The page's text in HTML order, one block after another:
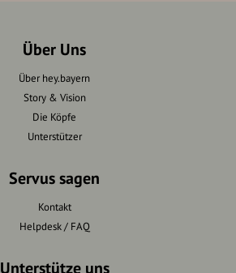
Über Uns
Über hey.bayern
Story & Vision
Die Köpfe
Unterstützer
Servus sagen
Kontakt
Helpdesk / FAQ
Unterstütze uns